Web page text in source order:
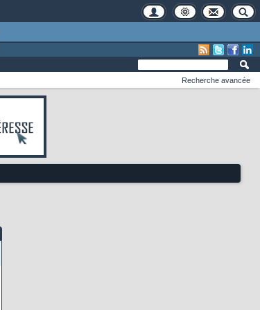
Recherche avancée